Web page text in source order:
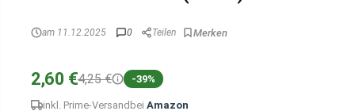
am 11.12.2025 0 Teilen
2,60 €4,25 € -39%
inkl. Prime-Versand bei Amazon